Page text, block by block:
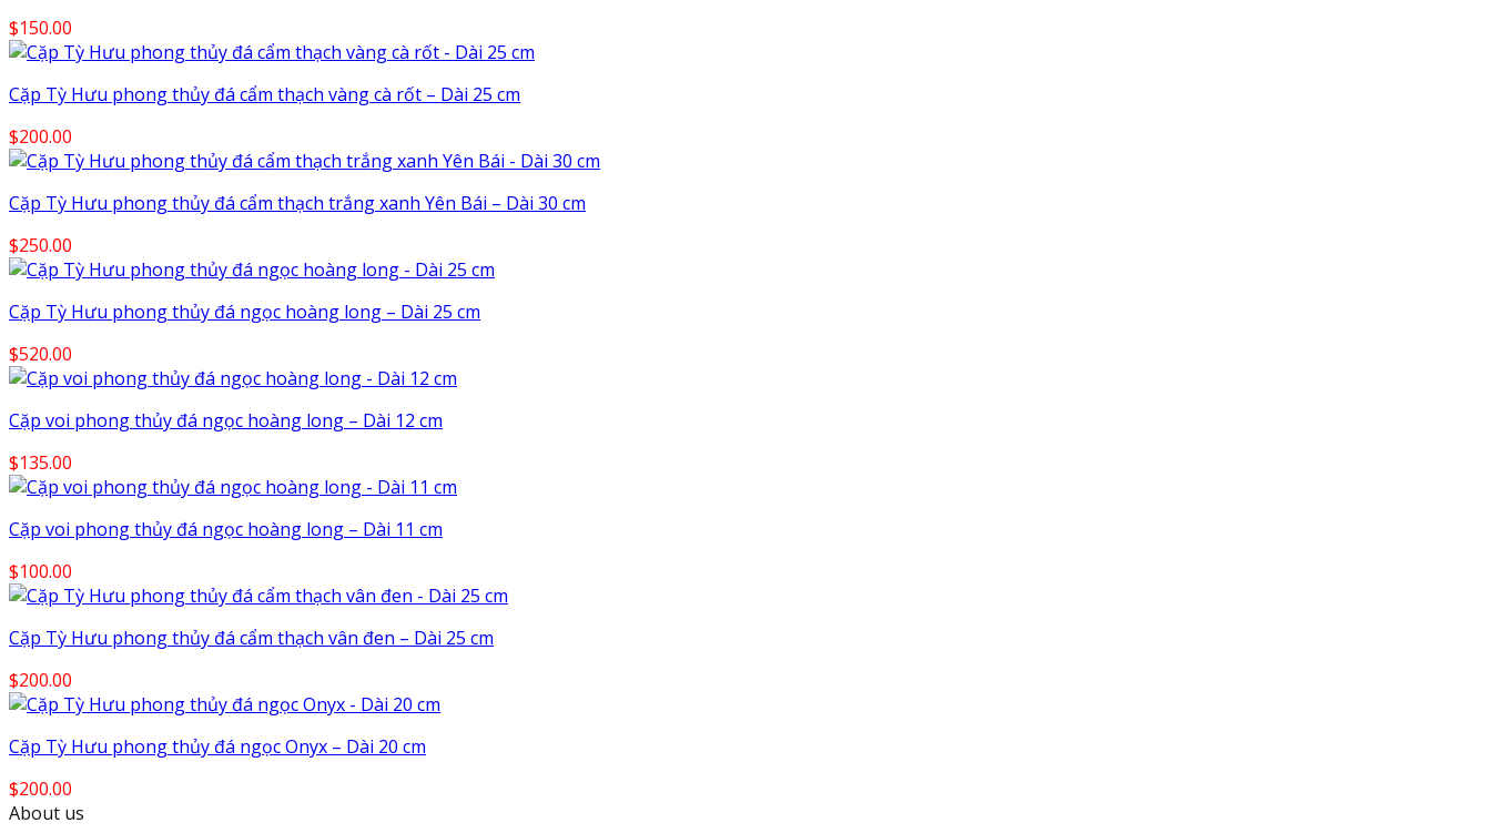
$150.00
Cặp Tỳ Hưu phong thủy đá cẩm thạch vàng cà rốt – Dài 25 cm
$200.00
Cặp Tỳ Hưu phong thủy đá cẩm thạch trắng xanh Yên Bái – Dài 30 cm
$250.00
Cặp Tỳ Hưu phong thủy đá ngọc hoàng long – Dài 25 cm
$520.00
Cặp voi phong thủy đá ngọc hoàng long – Dài 12 cm
$135.00
Cặp voi phong thủy đá ngọc hoàng long – Dài 11 cm
$100.00
Cặp Tỳ Hưu phong thủy đá cẩm thạch vân đen – Dài 25 cm
$200.00
Cặp Tỳ Hưu phong thủy đá ngọc Onyx – Dài 20 cm
$200.00
About us